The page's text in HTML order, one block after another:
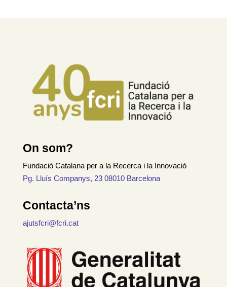
On som?
Fundació Catalana per a la Recerca i la Innovació
Pg. Lluís Companys, 23 08010 Barcelona
Contacta’ns
ajutsfcri@fcri.cat